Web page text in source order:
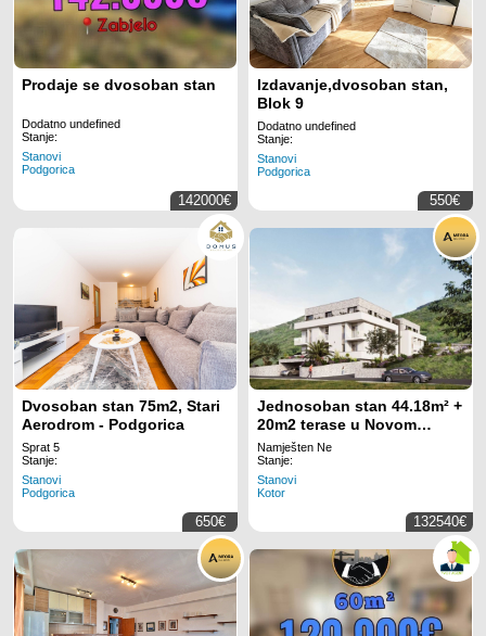
Prodaje se dvosoban stan
Dodatno undefined
Stanje:
Stanovi
Podgorica
142000€
Izdavanje,dvosoban stan,
Blok 9
Dodatno undefined
Stanje:
Stanovi
Podgorica
550€
Dvosoban stan 75m2, Stari
Aerodrom - Podgorica
Sprat 5
Stanje:
Stanovi
Podgorica
650€
Jednosoban stan 44.18m² +
20m2 terase u Novom
Luksuznom Kompleksu –
Lastva Grbaljska,Budva
Namješten Ne
Stanje:
Stanovi
Kotor
132540€